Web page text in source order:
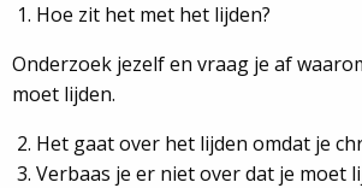
Hoe zit het met het lijden?
Onderzoek jezelf en vraag je af
moet lijden.
Het gaat over het lijden omdat je
Verbaas je er niet over dat je moet